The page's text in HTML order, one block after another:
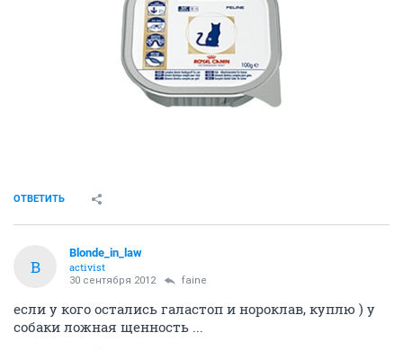
ОТВЕТИТЬ
B
Blonde_in_law
activist
30 сентября 2012 faine
если у кого остались галастоп и нороклав, куплю ) у
собаки ложная щенность ...